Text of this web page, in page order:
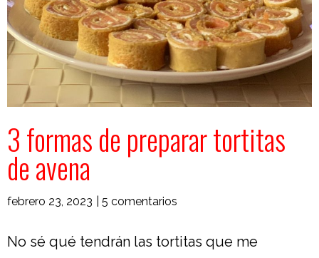
3 formas de preparar tortitas
de avena
febrero 23, 2023 5 comentarios
No sé qué tendrán las tortitas que me